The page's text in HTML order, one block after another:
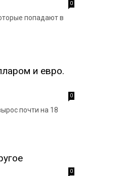
0
попадают в
и евро.
0
почти на 18
0